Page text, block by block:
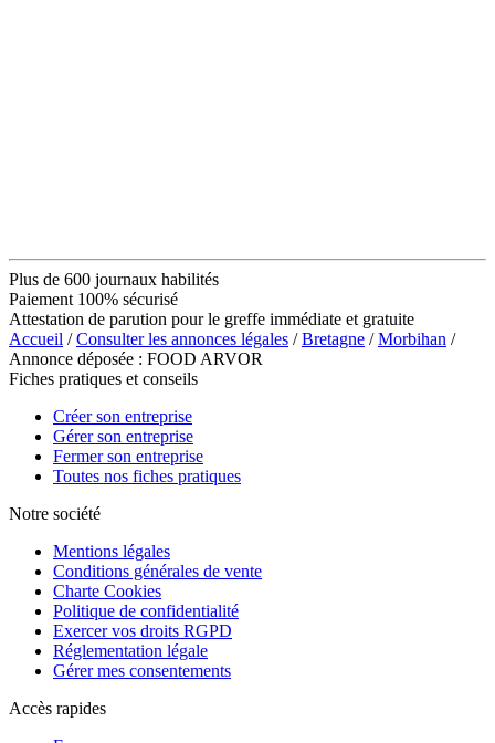
Plus de 600 journaux habilités
Paiement 100% sécurisé
Attestation de parution pour le greffe immédiate et gratuite
Accueil /Consulter les annonces légales /Bretagne /Morbihan /
Annonce déposée : FOOD ARVOR
Fiches pratiques et conseils
Créer son entreprise
Gérer son entreprise
Fermer son entreprise
Toutes nos fiches pratiques
Notre société
Mentions légales
Conditions générales de vente
Charte Cookies
Politique de confidentialité
Exercer vos droits RGPD
Réglementation légale
Gérer mes consentements
Accès rapides